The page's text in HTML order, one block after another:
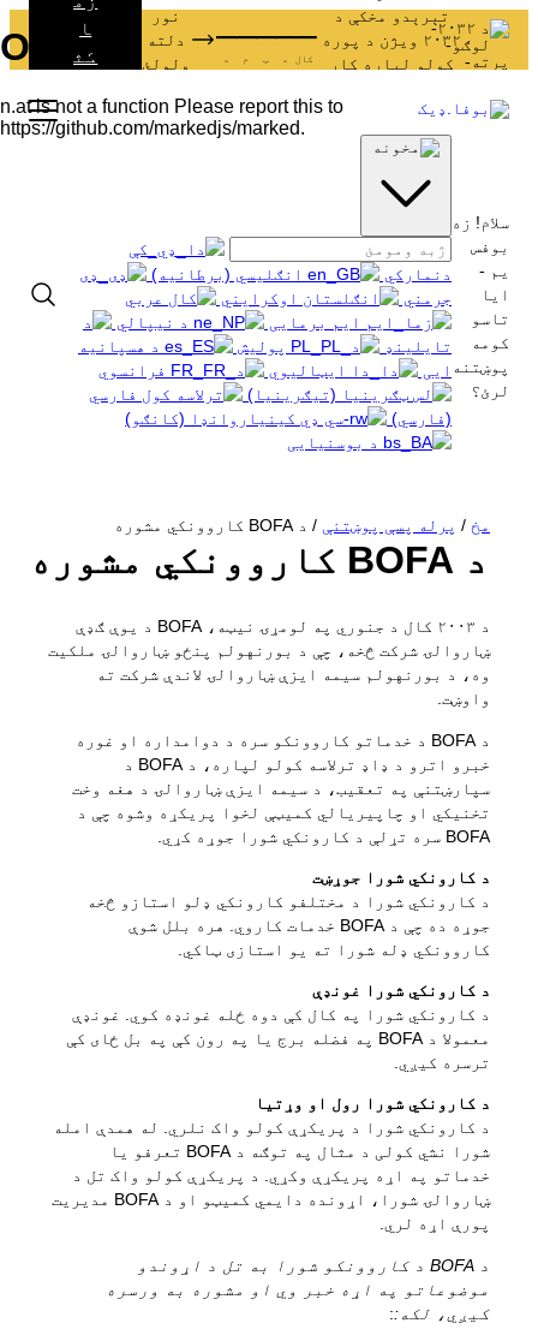
تېرېدو مخکې د
۲۰۳۲ ویژن د پوره
کولو لپاره کار
–
کال
–
د
–
ټ
–
م
–
د
نور
دلته
ولولئ
ا
کث
ات
ترتیب کول
د ضایعاتو سکیمونه
د ترتیب کولو لارښوونې
موږ په ترتیب کولو کې ډېر ښه یو
ډېر ضایعات
د کثافاتو تعرفې (خصوصي)
د AT لارښوونه
د ضایعاتو مقررات
د سوداګریزو ضایعاتو په اړه ټول معلومات
ځان خدمت
د تولیدونکي فیس
د کثافاتو د ډکولو لپاره راپور ورکړئ
د ضایعاتو مقررات
اساسي اصول
ګرځندوی
په بورنهولم کې د خپل کثافاتو د تصفیې
په انګلیسي ژبه چاپ شوي مواد
په جرمني ژبه چاپ شوي مواد
زده کړه
د مجلې المارۍ
کارکوونکي
د پرانستې ساعتونه
موږ سره اړیکه ونیسئ
خالي ځایونه
زما کثافات
سلام! زه
بوفس
یم -
ایا
تاسو
کومه
پوښتنه
لرئ؟
دنمارکي
انګلیسي (برطانیه)
جرمني
اوکرایني
عربي
برمایی
نیپالي
تایلینډ
پولیش
هسپانیه
ایی
ایټالیوي
فرانسوي
ټګرینیا (تیګرینیا)
فارسي
(فارسي)
کینیاروانډا (کانګو)
بوسنیایی
مخ / پرله پسې پوښتنې / د BOFA کاروونکي مشوره
د BOFA کاروونکي مشوره
د ۲۰۰۳ کال د جنوري په لومړۍ نیټه، BOFA د یوې ګډې
ښاروالۍ شرکت څخه، چې د بورنهولم پنځو ښاروالۍ ملکیت
وه، د بورنهولم سیمه ایزې ښاروالۍ لاندې شرکت ته
واوښت.
د BOFA د خدماتو کاروونکو سره د دوامداره او غوره
خبرو اترو د ډاډ ترلاسه کولو لپاره، د BOFA د
سپارښتنې په تعقیب، د سیمه ایزې ښاروالۍ د هغه وخت
تخنیکي او چاپیریالي کمیټې لخوا پریکړه وشوه چې د
BOFA سره تړلې د کارونکي شورا جوړه کړي.
د کارونکي شورا جوړښت
د کارونکي شورا د مختلفو کارونکي ډلو استازو څخه
جوړه ده چې د BOFA خدمات کاروي. هره بلل شوې
کاروونکي ډله شورا ته یو استازی ټاکي.
د کارونکي شورا غونډې
د کارونکي شورا په کال کې دوه ځله غونډه کوي. غونډې
معمولا د BOFA په فضله برج یا په رون کې په بل ځای کې
ترسره کیږي.
د کارونکي شورا رول او وړتیا
د کارونکي شورا د پریکړې کولو واک نلري. له همدې امله
شورا نشي کولی د مثال په توګه د BOFA تعرفو یا
خدماتو په اړه پریکړې وکړي. د پریکړې کولو واک تل د
ښاروالۍ شورا، اړونده دایمي کمیټو او د BOFA مدیریت
پورې اړه لري.
د BOFA د کاروونکو شورا به تل د اړوندو
موضوعاتو په اړه خبر وي او مشوره به ورسره
کیږي، لکه::